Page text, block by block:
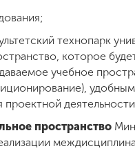
технопарк
которое
учебное
пространство